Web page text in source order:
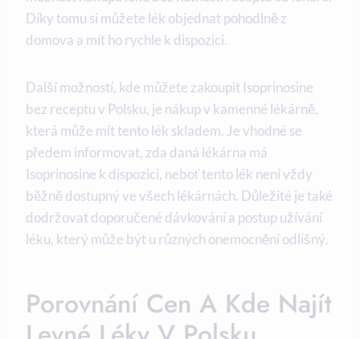
Díky tomu si můžete lék objednat pohodlně z
domova a mít ho rychle k dispozici.
Další možností, kde můžete zakoupit Isoprinosine
bez receptu v Polsku, je nákup v kamenné lékárně,
která může mít tento lék skladem. Je vhodné se
předem informovat, zda daná lékárna má
Isoprinosine k dispozici, neboť tento lék není vždy
běžně dostupný ve všech lékárnách. Důležité je také
dodržovat doporučené dávkování a postup užívání
léku, který může být u různých onemocnění odlišný.
Porovnání Cen A Kde Najít